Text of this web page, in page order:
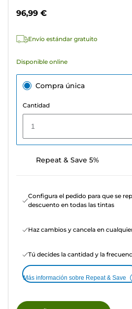
1
96,99 €
Envío estándar gratuito
Disponible online
Compra única
Cantidad
1
Repeat & Save 5%
Configura el pedido para que se
descuento en todas las tintas
Haz cambios y cancela en
Tú decides la cantidad y la
Más información sobre Repeat & Save